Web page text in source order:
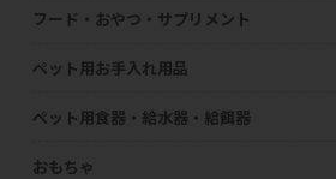
フード・おやつ・サプリメント
ペット用お手入れ用品
ペット用食器・給水器・給餌器
おもちゃ